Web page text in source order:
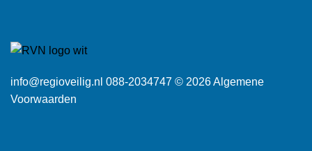
info@regioveilig.nl 088-2034747 © 2026Algemene
Voorwaarden